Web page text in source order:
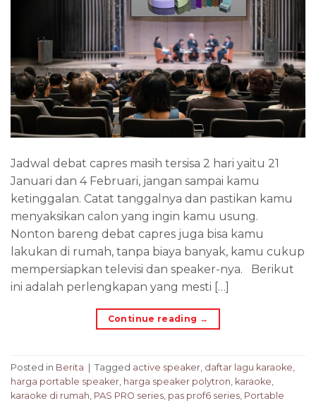
Jadwal debat capres masih tersisa 2 hari yaitu 21
Januari dan 4 Februari, jangan sampai kamu
ketinggalan. Catat tanggalnya dan pastikan kamu
menyaksikan calon yang ingin kamu usung.
Nonton bareng debat capres juga bisa kamu
lakukan di rumah, tanpa biaya banyak, kamu cukup
mempersiapkan televisi dan speaker-nya. Berikut
ini adalah perlengkapan yang mesti […]
Continue reading →
Posted in Berita Tagged active speaker daftar lagu karaoke
harga portable speaker harga speaker polytron karaoke
karaoke di rumah PAS PRO series pas prof6 series Portable